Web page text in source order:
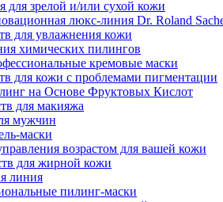
для зрелой и/или сухой кожи
люкс-линия Dr. Roland
для увлажнения кожи
химических пилингов
кремовые маски
для кожи с проблемами пигментации
на Основе Фруктовых Кислот
для макияжа
мужчин
маски
возрастом для вашей кожи
для жирной кожи
линия
пилинг-маски